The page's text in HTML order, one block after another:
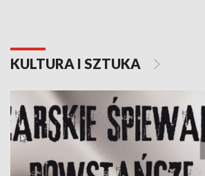
KULTURA I SZTUKA